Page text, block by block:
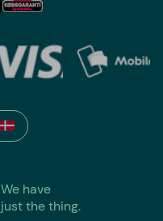
We have
just the thing.